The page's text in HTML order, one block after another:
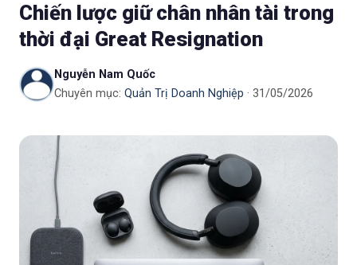
Chiến lược giữ chân nhân tài trong
thời đại Great Resignation
Nguyễn Nam Quốc
Chuyên mục: Quản Trị Doanh Nghiệp · 31/05/2026